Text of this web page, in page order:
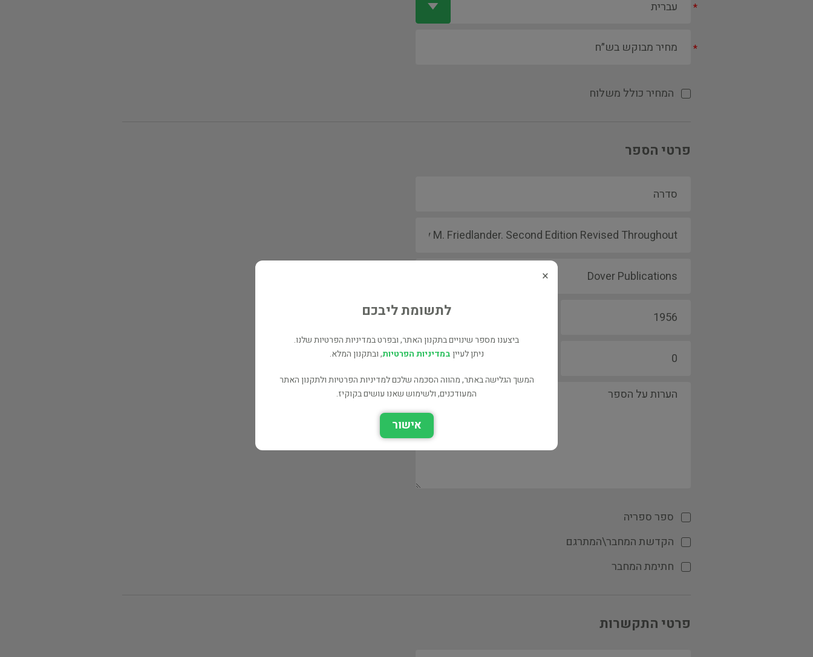
*
*
המחיר כולל משלוח
פרטי הספר
ספר ספריה
הקדשת המחבר\המתרגם
חתימת המחבר
פרטי התקשרות
×
לתשומת ליבכם
ביצענו מספר שינויים בתקנון האתר, ובפרט במדיניות הפרטיות שלנו.
ניתן לעייןבמדיניות הפרטיות, ובתקנון המלא.
המשך הגלישה באתר, מהווה הסכמה שלכם למדיניות הפרטיות ולתקנון האתר
המעודכנים, ולשימוש שאנו עושים בקוקיז.
אישור